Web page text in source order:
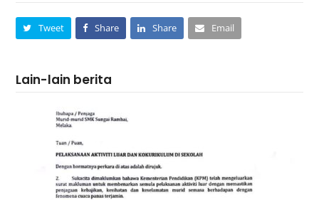
Tweet Share Share Email
Lain-lain berita